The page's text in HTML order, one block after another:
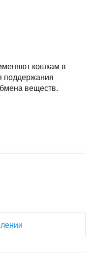
кошкам в
поддержания
веществ.